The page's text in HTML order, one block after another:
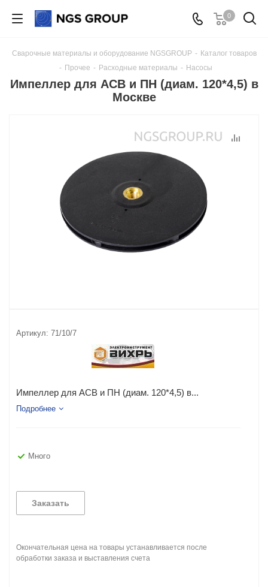
0
Сварочные материалы и оборудование NGSGROUP - Каталог товаров
- Прочее - Расходные материалы - Насосы
Импеллер для АСВ и ПН (диам. 120*4,5) в
Москве
Артикул: 71/10/7
Импеллер для АСВ и ПН (диам. 120*4,5) в...
Подробнее
Много
Заказать
Окончательная цена на товары устанавливается после
обработки заказа и выставления счета